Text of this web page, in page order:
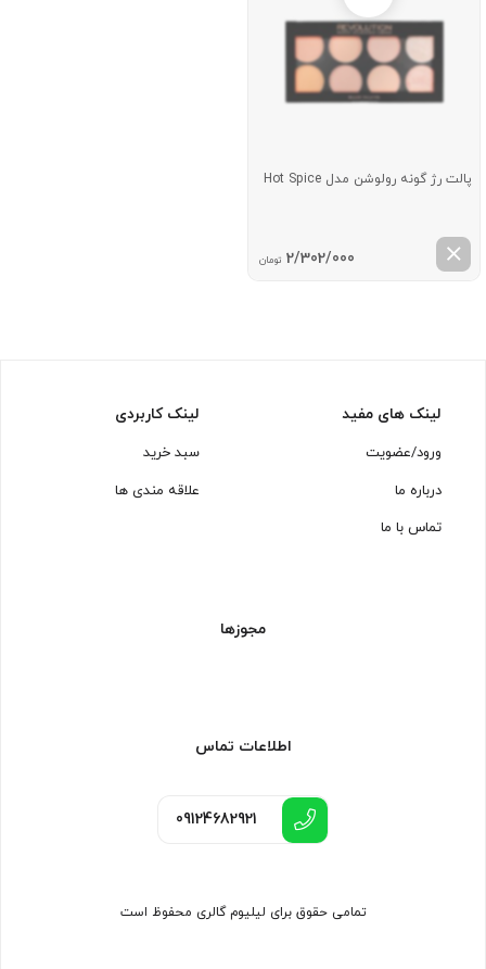
پالت رژ گونه رولوشن مدل Hot Spice
2/302/000 تومان
لینک های مفید
ورود/عضویت
درباره ما
تماس با ما
لینک کاربردی
سبد خرید
علاقه مندی ها
مجوزها
اطلاعات تماس
09124682921
تمامی حقوق برای لیلیوم گالری محفوظ است